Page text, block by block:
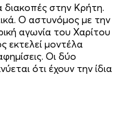
διακοπές στην Κρήτη.
Ο αστυνόμος με την
αγωνία του Χαρίτου
εκτελεί μοντέλα
Οι δύο
ότι έχουν την ίδια